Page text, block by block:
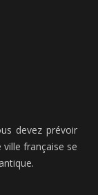
devez prévoir
française se